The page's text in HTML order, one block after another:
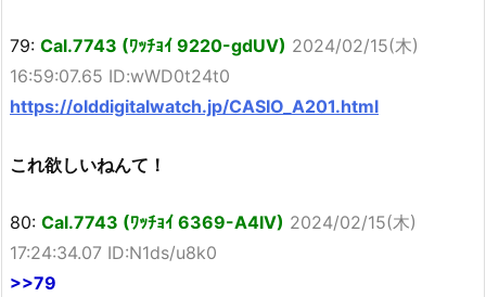
79: Cal.7743 (ﾜｯﾁｮｲ 9220-gdUV) 2024/02/15(木)
16:59:07.65 ID:wWD0t24t0
https://olddigitalwatch.jp/CASIO_A201.html
これ欲しいねんて！
80: Cal.7743 (ﾜｯﾁｮｲ 6369-A4IV) 2024/02/15(木)
17:24:34.07 ID:N1ds/u8k0
>>79